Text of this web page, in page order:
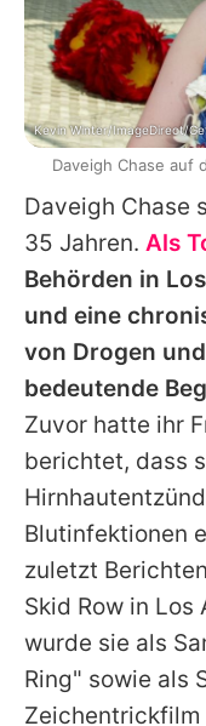
Daveigh Chase
35 Jahren. Als
Behörden in
und eine
von Drogen
bedeutende
Zuvor hatte ihr
berichtet, dass
Blutinfektionen
zuletzt
Skid Row in
wurde sie als
Ring" sowie als
Zeichentrickfilm
Kevin Winter/ImageDirect/
Daveigh Chase auf